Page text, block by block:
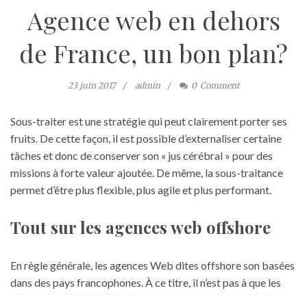
Agence web en dehors
de France, un bon plan?
23 juin 2017 admin 0 Comment
Sous-traiter est une stratégie qui peut clairement porter ses
fruits. De cette façon, il est possible d’externaliser certaine
tâches et donc de conserver son « jus cérébral » pour des
missions à forte valeur ajoutée. De même, la sous-traitance
permet d’être plus flexible, plus agile et plus performant.
Tout sur les agences web offshore
En règle générale, les agences Web dites offshore son basées
dans des pays francophones. À ce titre, il n’est pas à que les